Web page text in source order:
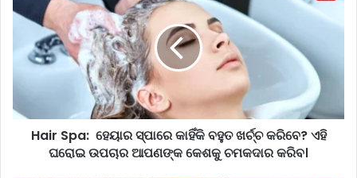
Hair Spa: ହେୟାର ସ୍ପାରେ କାହିଁକି ବହୁତ ଖର୍ଚ୍ଚ କରିବେ? ଏହି
ଘରୋଇ ଉପଚାର ଆପଣଙ୍କ କେଶକୁ ଚମକଦାର କରିବ।